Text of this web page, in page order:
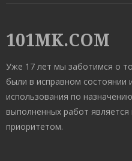
101MK.COM
Уже 17 лет мы заботимся о
были в исправном состоянии
использования по
выполненных работ
приоритетом.